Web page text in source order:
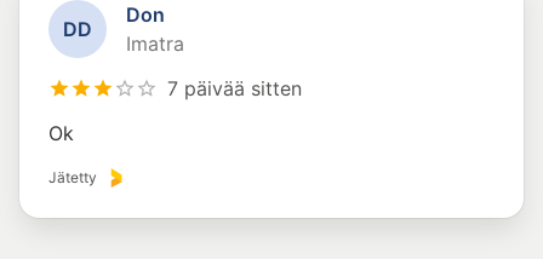
DD
Don
Imatra
7 päivää sitten
Ok
Jätetty